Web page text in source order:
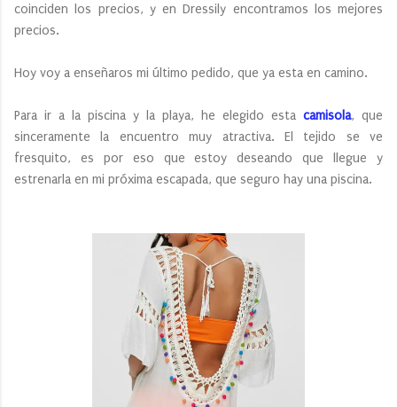
coinciden los precios, y en Dressily encontramos los mejores
precios.
Hoy voy a enseñaros mi último pedido, que ya esta en camino.
Para ir a la piscina y la playa, he elegido esta camisola, que
sinceramente la encuentro muy atractiva. El tejido se ve
fresquito, es por eso que estoy deseando que llegue y
estrenarla en mi próxima escapada, que seguro hay una piscina.